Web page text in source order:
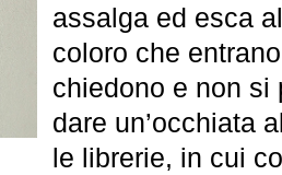
assalga ed esca
coloro che
chiedono e non si
dare un’occhiata
le librerie, in cui